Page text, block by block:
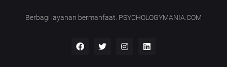
Berbagi layanan bermanfaat. PSYCHOLOGYMANIA.COM